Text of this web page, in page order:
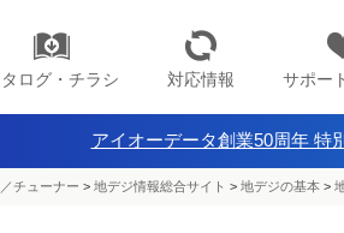
ログ・チラシ 対応情報 サポー
アイオーデータ創業50周年 特
チューナー > 地デジ情報総合サイト > 地デジの基本 >